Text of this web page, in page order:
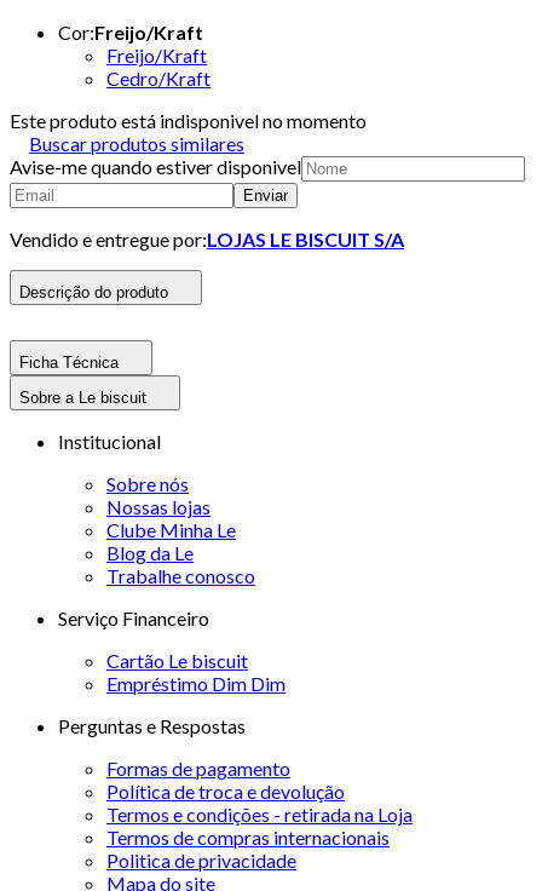
Cor:Freijo/Kraft
Freijo/Kraft
Cedro/Kraft
Este produto está indisponivel no momento
Buscar produtos similares
Avise-me quando estiver disponivel
Enviar
Vendido e entregue por:LOJAS LE BISCUIT S/A
Descrição do produto
Ficha Técnica
Sobre a Le biscuit
Institucional
Sobre nós
Nossas lojas
Clube Minha Le
Blog da Le
Trabalhe conosco
Serviço Financeiro
Cartão Le biscuit
Empréstimo Dim Dim
Perguntas e Respostas
Formas de pagamento
Política de troca e devolução
Termos e condições - retirada na Loja
Termos de compras internacionais
Politica de privacidade
Mapa do site